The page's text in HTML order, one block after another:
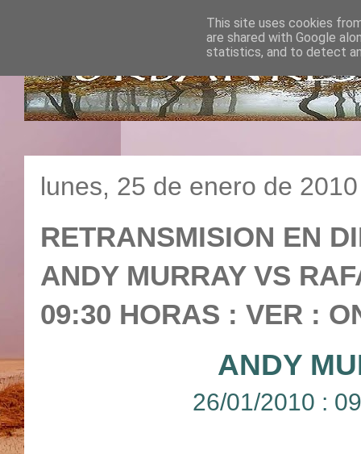
lunes, 25 de enero de 2010
RETRANSMISION EN
ANDY MURRAY VS
09:30 HORAS : VER :
ANDY
26/01/2010 :
This site uses cookies
are shared with Google
statistics, and to detect